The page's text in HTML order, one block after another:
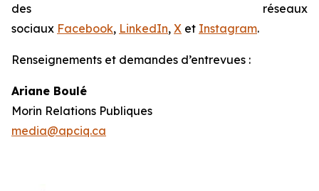
des réseaux
sociaux Facebook, LinkedIn, X et Instagram.
Renseignements et demandes d’entrevues :
Ariane Boulé
Morin Relations Publiques
media@apciq.ca